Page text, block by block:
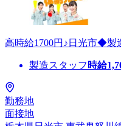
高時給1700円♪日光市◆製
製造スタッフ 時給
勤務地
面接地